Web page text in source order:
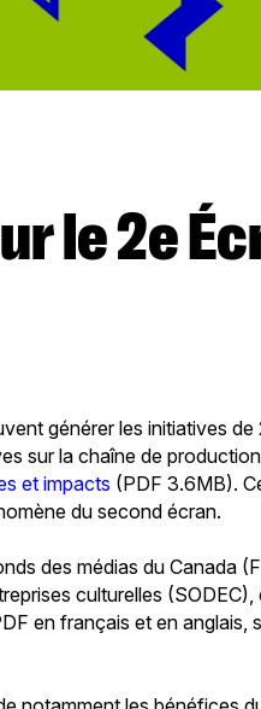
générer les initiatives de
sur la chaîne de
et impacts (PDF 3.6MB).
du second écran.
des médias du Canada
culturelles (SODEC),
en français et en anglais,